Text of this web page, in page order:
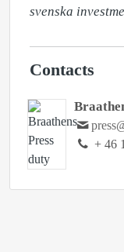
svenska
Contacts
+ 46